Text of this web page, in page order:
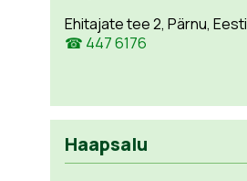
Ehitajate tee 2, Pärnu, Eesti
☎ 447 6176
Haapsalu